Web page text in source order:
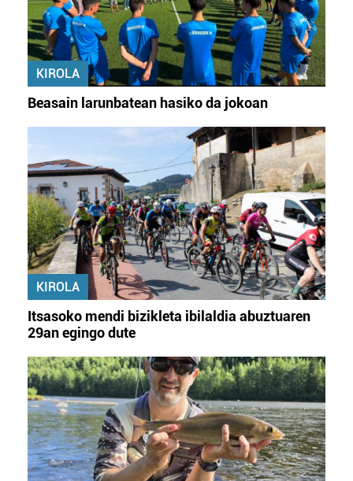
KIROLA
Beasain larunbatean hasiko da jokoan
KIROLA
Itsasoko mendi bizikleta ibilaldia abuztuaren
29an egingo dute